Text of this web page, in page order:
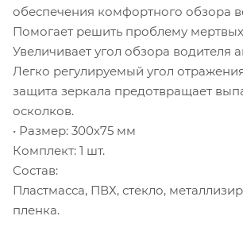
обеспечения комфортного обзора
Помогает решить проблему
Увеличивает угол обзора водителя
Легко регулируемый угол
защита зеркала предотвращает
осколков.
• Размер: 300х75 мм
Комплект: 1 шт.
Состав:
Пластмасса, ПВХ, стекло,
пленка.